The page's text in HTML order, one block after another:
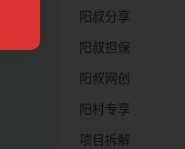
阳叔分享
阳叔担保
阳叔网创
阳村专享
项目拆解